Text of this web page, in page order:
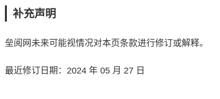
补充声明
垒阅网未来可能视情况对本页条款进行修订或解释。
最近修订日期：2024 年 05 月 27 日